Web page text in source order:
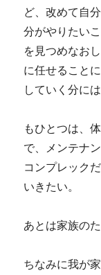
ど、改めて自
分がやりたい
を見つめなお
に任せること
していく分に
もひとつは、
で、メンテナ
コンプレック
いきたい。
あとは家族の
ちなみに我が